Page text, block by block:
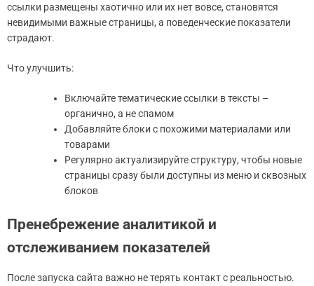
ссылки размещены хаотично или их нет вовсе, становятся
невидимыми важные страницы, а поведенческие показатели
страдают.
Что улучшить:
Включайте тематические ссылки в тексты –
органично, а не спамом
Добавляйте блоки с похожими материалами или
товарами
Регулярно актуализируйте структуру, чтобы новые
страницы сразу были доступны из меню и сквозных
блоков
Пренебрежение аналитикой и
отслеживанием показателей
После запуска сайта важно не терять контакт с реальностью.